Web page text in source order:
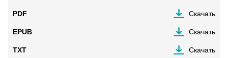
PDF Скачать
EPUB Скачать
TXT Скачать